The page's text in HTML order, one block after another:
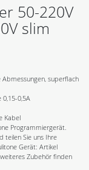
50-220V
slim
Abmessungen, superflach
0,5A
Kabel
Programmiergerät.
teilen Sie uns Ihre
Gerät: Artikel
Zubehör finden